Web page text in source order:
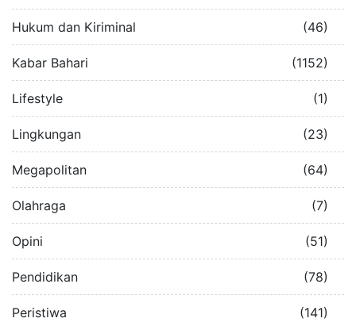
Hukum dan Kiriminal (46)
Kabar Bahari (1152)
Lifestyle (1)
Lingkungan (23)
Megapolitan (64)
Olahraga (7)
Opini (51)
Pendidikan (78)
Peristiwa (141)